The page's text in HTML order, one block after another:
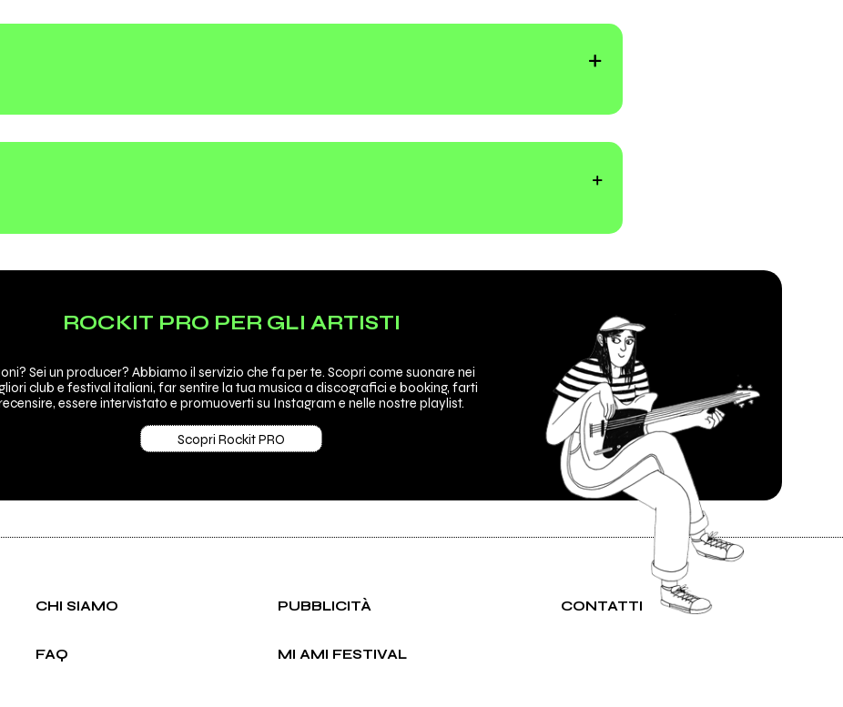
Nord di
ROCKIT PRO PER GLI ARTISTI
Sei un producer? Abbiamo il servizio che fa per te. Scopri come suonare nei
club e festival italiani, far sentire la tua musica a discografici e booking, farti
essere intervistato e promuoverti su Instagram e nelle nostre playlist.
Scopri Rockit PRO
CHI SIAMO PUBBLICITÀ CONTATTI
FAQ MI AMI FESTIVAL